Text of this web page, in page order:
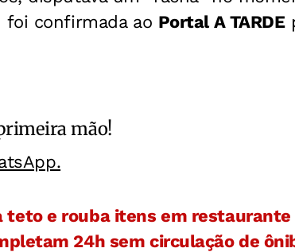
foi confirmada ao Portal A TARDE
mão!
teto e rouba itens em restaurante
24h sem circulação de